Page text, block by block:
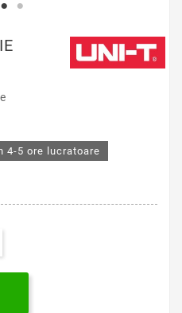
4-5 ore lucratoare